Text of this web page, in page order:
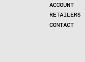
ACCOUNT
RETAILERS
CONTACT